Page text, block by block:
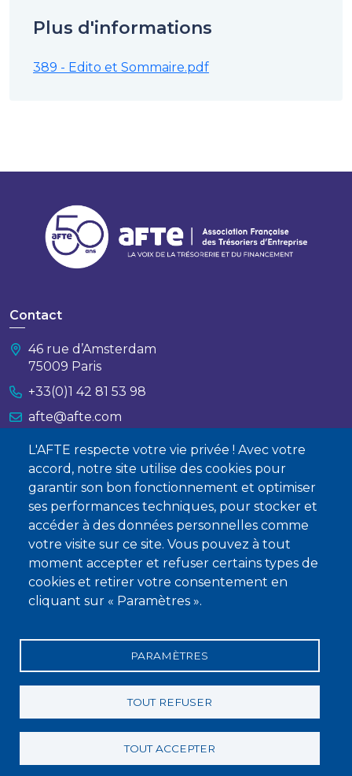
L'AFTE respecte votre vie privée ! Avec votre
accord, notre site utilise des cookies pour
garantir son bon fonctionnement et optimiser
ses performances techniques, pour stocker et
accéder à des données personnelles comme
votre visite sur ce site. Vous pouvez à tout
moment accepter et refuser certains types de
cookies et retirer votre consentement en
cliquant sur « Paramètres ».
PARAMÈTRES
TOUT REFUSER
TOUT ACCEPTER
Plus d'informations
389 - Edito et Sommaire.pdf
Contact
46 rue d’Amsterdam
75009 Paris
+33(0)1 42 81 53 98
afte@afte.com
Nous contacter
À propos
Qui sommes-nous ?
Devenir membre
Mentions légales
Conditions générales de vente